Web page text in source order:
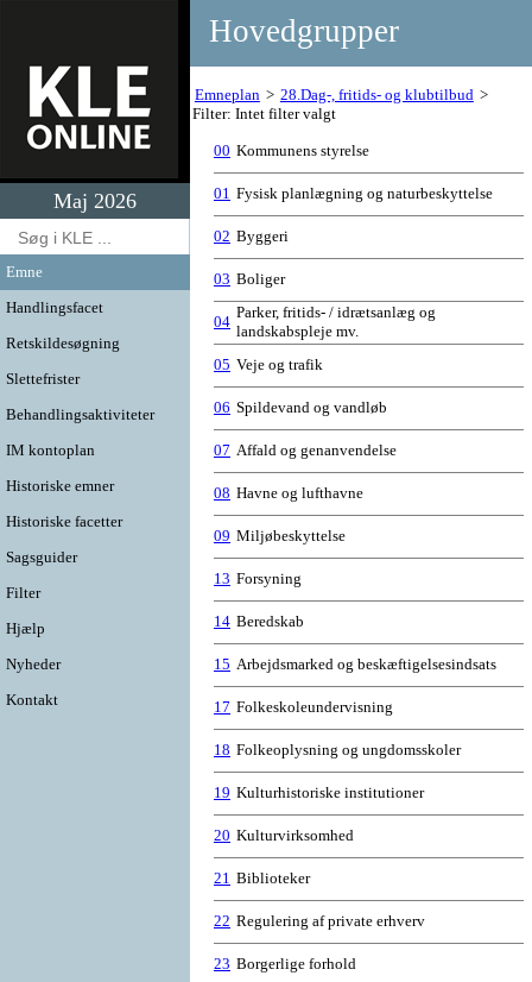
Maj 2026
Emne
Handlingsfacet
Retskildesøgning
Slettefrister
Behandlingsaktiviteter
IM kontoplan
Historiske emner
Historiske facetter
Sagsguider
Filter
Hjælp
Nyheder
Kontakt
Hovedgrupper
Emneplan
28.Dag-, fritids- og klubtilbud
Filter: Intet filter valgt
00 Kommunens styrelse
01 Fysisk planlægning og naturbeskyttelse
02 Byggeri
03 Boliger
04
Parker, fritids- / idrætsanlæg og
landskabspleje mv.
05 Veje og trafik
06 Spildevand og vandløb
07 Affald og genanvendelse
08 Havne og lufthavne
09 Miljøbeskyttelse
13 Forsyning
14 Beredskab
15 Arbejdsmarked og beskæftigelsesindsats
17 Folkeskoleundervisning
18 Folkeoplysning og ungdomsskoler
19 Kulturhistoriske institutioner
20 Kulturvirksomhed
21 Biblioteker
22 Regulering af private erhverv
23 Borgerlige forhold